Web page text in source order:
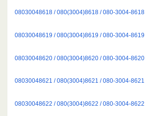
08030048618 / 080(3004)8618 / 080-3004-8618
08030048619 / 080(3004)8619 / 080-3004-8619
08030048620 / 080(3004)8620 / 080-3004-8620
08030048621 / 080(3004)8621 / 080-3004-8621
08030048622 / 080(3004)8622 / 080-3004-8622